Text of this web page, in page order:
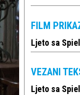
FILM
Ljeto sa
VEZANI
Ljeto sa